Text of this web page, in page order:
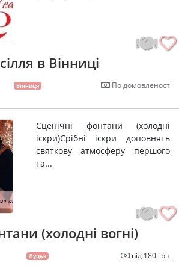
в Вінниці
Вінниця По домовленості
Сценічні фонтани (холодні
іскри) ​ Срібні іскри доповнять
святкову атмосферу першого
та...
(холодні вогні)
Луцьк від 180 грн.